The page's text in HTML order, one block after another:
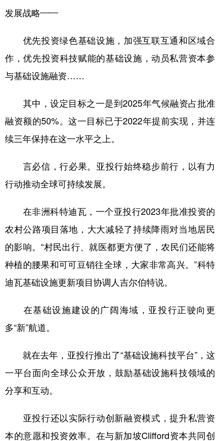
发展战略——
优先投资绿色基础设施，加强互联互通和区域合
作，优先投资科技赋能的基础设施，动员私营资本参
与基础设施融资……
其中，设定目标之一是到2025年气候融资占批准
融资额的50%。这一目标已于2022年提前实现，并连
续三年保持在这一水平之上。
言必信，行必果。亚投行始终稳步前行，以有力
行动推动全球可持续发展。
在非洲科特迪瓦，一个亚投行2023年批准投资的
农村公路项目落地，大大减轻了持续降雨对当地居民
的影响。“村民出行、就医都更方便了，农民们还能将
种植的腰果和可可豆销往全球，大家非常高兴。”科特
迪瓦基础设施更新项目协调人吉尔伯特说。
在基础设施建设的广阔海域，亚投行正驶向更
多“新”航道。
就在去年，亚投行推出了“基础设施科技平台”，这
一平台面向全球公众开放，鼓励基础设施科技领域的
分享和互动。
亚投行还以实际行动创新融资模式，提升私营资
本的意愿和投资效率。在与新加坡Clifford资本共同创